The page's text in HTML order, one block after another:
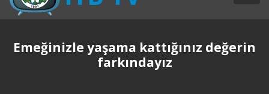
Emeğinizle yaşama kattığınız değerin
farkındayız